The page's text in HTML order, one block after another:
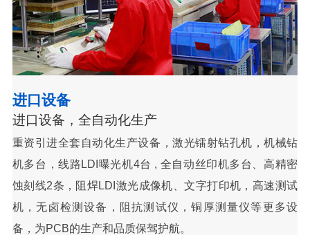
进口设备
进口设备，全自动化生产
重资引进全套自动化生产设备，激光镭射钻孔机，机械钻
机多台，线路LDI曝光机4台 , 全自动丝印机多台、高精密
蚀刻线2条，阻焊LDI激光成像机、文字打印机，高速测试
机，无卤检测设备，阻抗测试仪，铜厚测量仪等更多设
备，为PCB的生产和品质保驾护航。